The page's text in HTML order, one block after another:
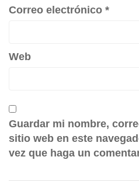
Correo electrónico *
Web
Guardar mi nombre,
sitio web en este
vez que haga un